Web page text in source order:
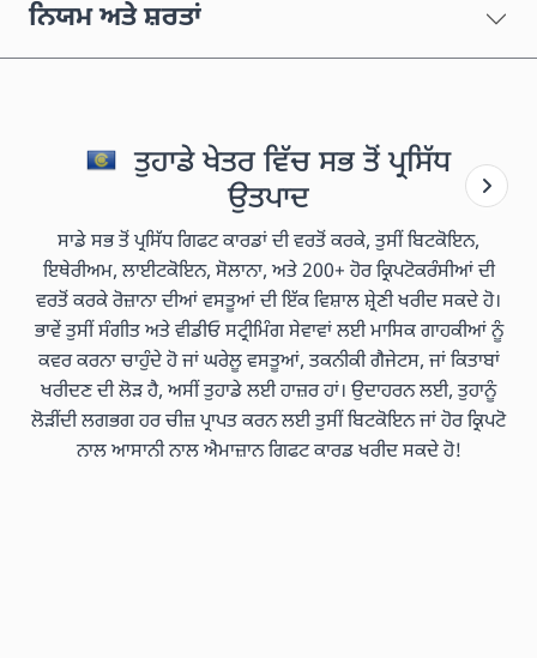
ਨਿਯਮ ਅਤੇ ਸ਼ਰਤਾਂ
ਤੁਹਾਡੇ ਖੇਤਰ ਵਿੱਚ ਸਭ ਤੋਂ ਪ੍ਰਸਿੱਧ
ਉਤਪਾਦ
ਸਾਡੇ ਸਭ ਤੋਂ ਪ੍ਰਸਿੱਧ ਗਿਫਟ ਕਾਰਡਾਂ ਦੀ ਵਰਤੋਂ ਕਰਕੇ, ਤੁਸੀਂ ਬਿਟਕੋਇਨ,
ਇਥੇਰੀਅਮ, ਲਾਈਟਕੋਇਨ, ਸੋਲਾਨਾ, ਅਤੇ 200+ ਹੋਰ ਕ੍ਰਿਪਟੋਕਰੰਸੀਆਂ ਦੀ
ਵਰਤੋਂ ਕਰਕੇ ਰੋਜ਼ਾਨਾ ਦੀਆਂ ਵਸਤੂਆਂ ਦੀ ਇੱਕ ਵਿਸ਼ਾਲ ਸ਼੍ਰੇਣੀ ਖਰੀਦ ਸਕਦੇ ਹੋ।
ਭਾਵੇਂ ਤੁਸੀਂ ਸੰਗੀਤ ਅਤੇ ਵੀਡੀਓ ਸਟ੍ਰੀਮਿੰਗ ਸੇਵਾਵਾਂ ਲਈ ਮਾਸਿਕ ਗਾਹਕੀਆਂ ਨੂੰ
ਕਵਰ ਕਰਨਾ ਚਾਹੁੰਦੇ ਹੋ ਜਾਂ ਘਰੇਲੂ ਵਸਤੂਆਂ, ਤਕਨੀਕੀ ਗੈਜੇਟਸ, ਜਾਂ ਕਿਤਾਬਾਂ
ਖਰੀਦਣ ਦੀ ਲੋੜ ਹੈ, ਅਸੀਂ ਤੁਹਾਡੇ ਲਈ ਹਾਜ਼ਰ ਹਾਂ। ਉਦਾਹਰਨ ਲਈ, ਤੁਹਾਨੂੰ
ਲੋੜੀਂਦੀ ਲਗਭਗ ਹਰ ਚੀਜ਼ ਪ੍ਰਾਪਤ ਕਰਨ ਲਈ ਤੁਸੀਂ ਬਿਟਕੋਇਨ ਜਾਂ ਹੋਰ ਕ੍ਰਿਪਟੋ
ਨਾਲ ਆਸਾਨੀ ਨਾਲ ਐਮਾਜ਼ਾਨ ਗਿਫਟ ਕਾਰਡ ਖਰੀਦ ਸਕਦੇ ਹੋ!